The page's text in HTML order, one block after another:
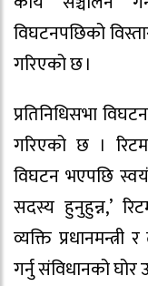
विघटनपछिको
गरिएको छ ।
प्रतिनिधिसभा
गरिएको छ ।
विघटन भएपछि स्वयं
सदस्य हुनुहुन्न,’
व्यक्ति प्रधानमन्त्री
गर्नु संविधानको घोर